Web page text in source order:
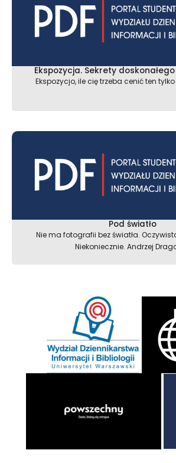
Ekspozycja. Sekrety
Ekspozycjo, ile cię trzeba cenić ten tylko
Pod światło
Nie ma fotografii bez światła.
Niekoniecznie. Andrzej